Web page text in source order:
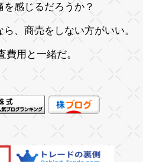
を感じるだろうか？
、商売をしない方がいい。
査費用と一緒だ。